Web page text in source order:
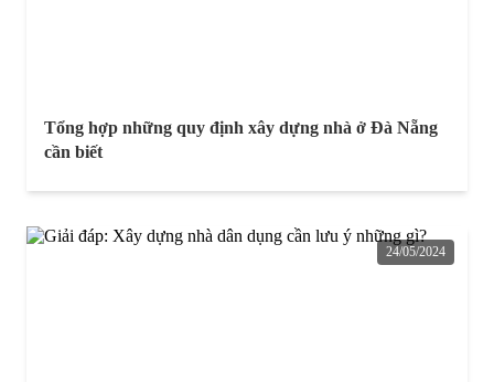
Tổng hợp những quy định xây dựng nhà ở Đà Nẵng
cần biết
24/05/2024